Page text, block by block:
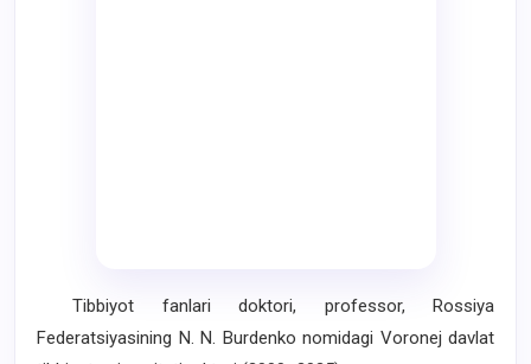
Tibbiyot fanlari doktori, professor, Rossiya
Federatsiyasining N. N. Burdenko nomidagi Voronej davlat